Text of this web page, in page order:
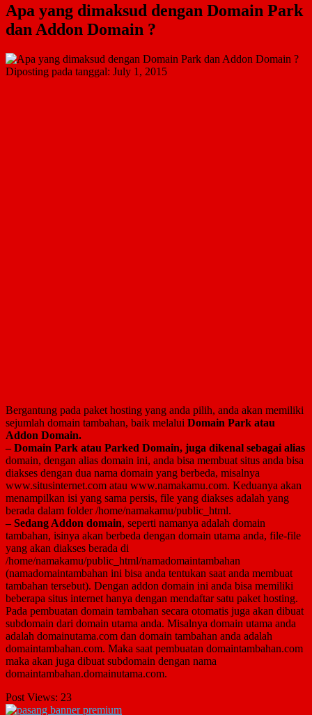
Apa yang dimaksud dengan Domain Park
dan Addon Domain ?
Diposting pada tanggal: July 1, 2015
Bergantung pada paket hosting yang anda pilih, anda akan memiliki
sejumlah domain tambahan, baik melalui Domain Park atau
Addon Domain.
– Domain Park atau Parked Domain, juga dikenal sebagai alias
domain, dengan alias domain ini, anda bisa membuat situs anda bisa
diakses dengan dua nama domain yang berbeda, misalnya
www.situsinternet.com atau www.namakamu.com. Keduanya akan
menampilkan isi yang sama persis, file yang diakses adalah yang
berada dalam folder /home/namakamu/public_html.
– Sedang Addon domain, seperti namanya adalah domain
tambahan, isinya akan berbeda dengan domain utama anda, file-file
yang akan diakses berada di
/home/namakamu/public_html/namadomaintambahan
(namadomaintambahan ini bisa anda tentukan saat anda membuat
tambahan tersebut). Dengan addon domain ini anda bisa memiliki
beberapa situs internet hanya dengan mendaftar satu paket hosting.
Pada pembuatan domain tambahan secara otomatis juga akan dibuat
subdomain dari domain utama anda. Misalnya domain utama anda
adalah domainutama.com dan domain tambahan anda adalah
domaintambahan.com. Maka saat pembuatan domaintambahan.com
maka akan juga dibuat subdomain dengan nama
domaintambahan.domainutama.com.
Post Views: 23